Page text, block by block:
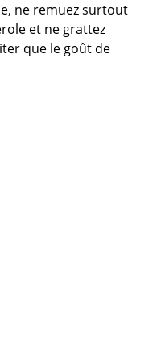
ne remuez surtout
et ne grattez
que le goût de